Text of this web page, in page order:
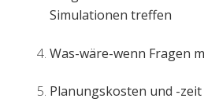
Simulationen treffen
Was-wäre-wenn Fragen
Planungskosten und -